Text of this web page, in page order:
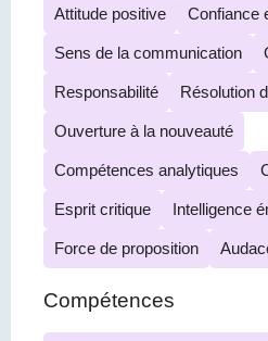
Attitude positive Confiance
Sens de la communication
Responsabilité Résolution
Ouverture à la nouveauté
Compétences analytiques
Esprit critique Intelligence
Force de proposition
Compétences